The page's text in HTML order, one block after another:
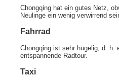
Chongqing hat ein gutes Netz,
Neulinge ein wenig verwirrend
Fahrrad
Chongqing ist sehr hügelig, d. h.
entspannende Radtour.
Taxi